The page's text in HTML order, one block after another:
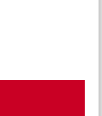
e.V.